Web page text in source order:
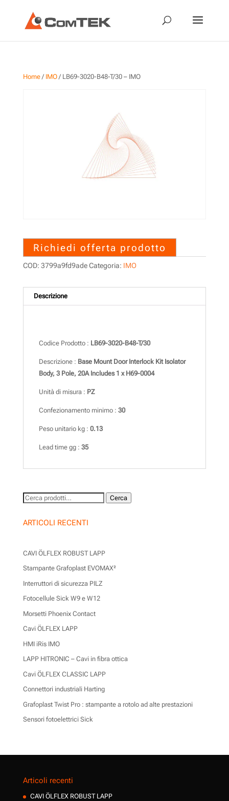
Home/ IMO/ LB69-3020-B48-T/30 – IMO
Richiedi offerta prodotto
COD: 3799a9fd9ade Categoria: IMO
Descrizione
Codice Prodotto : LB69-3020-B48-T/30
Descrizione : Base Mount Door Interlock Kit Isolator
Body, 3 Pole, 20A Includes 1 x H69-0004
Unità di misura : PZ
Confezionamento minimo : 30
Peso unitario kg : 0.13
Lead time gg : 35
Cerca: Cerca
ARTICOLI RECENTI
CAVI ÖLFLEX ROBUST LAPP
Stampante Grafoplast EVOMAX²
Interruttori di sicurezza PILZ
Fotocellule Sick W9 e W12
Morsetti Phoenix Contact
Cavi ÖLFLEX LAPP
HMI iRis IMO
LAPP HITRONIC – Cavi in fibra ottica
Cavi ÖLFLEX CLASSIC LAPP
Connettori industriali Harting
Grafoplast Twist Pro : stampante a rotolo ad alte prestazioni
Sensori fotoelettrici Sick
Articoli recenti
CAVI ÖLFLEX ROBUST LAPP